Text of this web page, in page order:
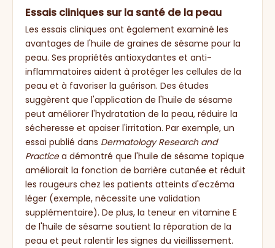
Essais cliniques sur la santé de la peau
Les essais cliniques ont également examiné les
avantages de l'huile de graines de sésame pour la
peau. Ses propriétés antioxydantes et anti-
inflammatoires aident à protéger les cellules de la
peau et à favoriser la guérison. Des études
suggèrent que l'application de l'huile de sésame
peut améliorer l'hydratation de la peau, réduire la
sécheresse et apaiser l'irritation. Par exemple, un
essai publié dans Dermatology Research and
Practicea démontré que l'huile de sésame topique
améliorait la fonction de barrière cutanée et réduit
les rougeurs chez les patients atteints d'eczéma
léger (exemple, nécessite une validation
supplémentaire). De plus, la teneur en vitamine E
de l'huile de sésame soutient la réparation de la
peau et peut ralentir les signes du vieillissement.